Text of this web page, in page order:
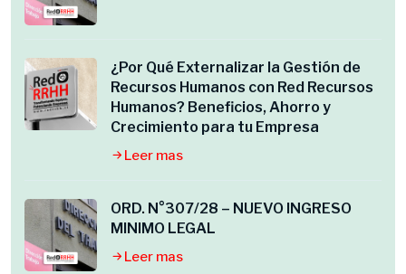
¿Por Qué Externalizar la Gestión de
Recursos Humanos con Red Recursos
Humanos? Beneficios, Ahorro y
Crecimiento para tu Empresa
Leer mas
ORD. N°307/28 – NUEVO INGRESO
MINIMO LEGAL
Leer mas